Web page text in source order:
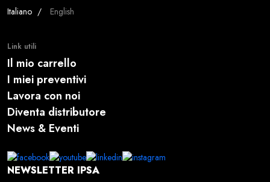
NEWSLETTER IPSA
Seleziona la tua lingua
Italiano English
Link utili
Il mio carrello
I miei preventivi
Lavora con noi
Diventa distributore
News & Eventi